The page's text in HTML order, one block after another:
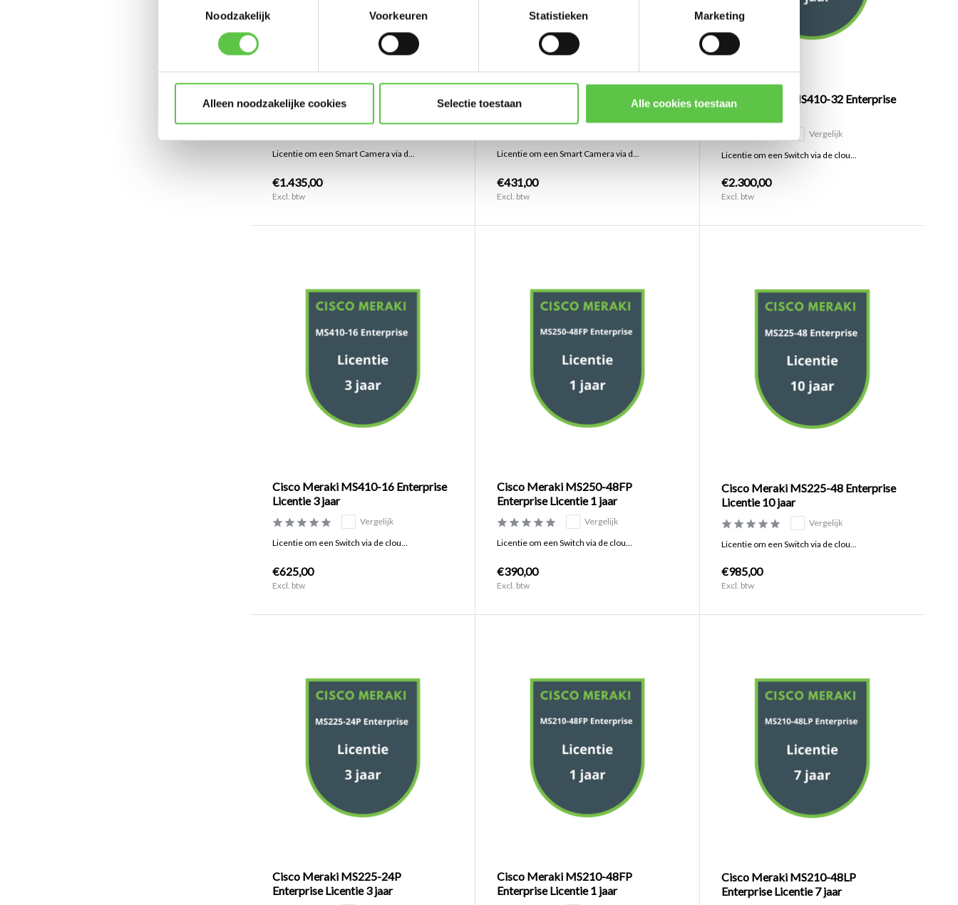
Noodzakelijk
Voorkeuren Statistieken Marketing
Alleen noodzakelijke cookies Selectie toestaan Alle cookies toestaan
Cisco Meraki MV Enterprise Licentie
10 jaar
Licentie om een Smart Camera via d...
€1.435,00
Excl. btw
Cisco Meraki MV Enterprise Licentie
3 jaar
Licentie om een Smart Camera via d...
€431,00
Excl. btw
Cisco Meraki MS410-32 Enterprise
Vergelijk
Licentie om een Switch via de clou...
€2.300,00
Excl. btw
Cisco Meraki MS410-16 Enterprise
Licentie 3 jaar
Vergelijk
Licentie om een Switch via de clou...
€625,00
Excl. btw
Cisco Meraki MS250-48FP
Enterprise Licentie 1 jaar
Vergelijk
Licentie om een Switch via de clou...
€390,00
Excl. btw
Cisco Meraki MS225-48 Enterprise
Licentie 10 jaar
Vergelijk
Licentie om een Switch via de clou...
€985,00
Excl. btw
Cisco Meraki MS225-24P
Enterprise Licentie 3 jaar
Cisco Meraki MS210-48FP
Enterprise Licentie 1 jaar
Cisco Meraki MS210-48LP
Enterprise Licentie 7 jaar